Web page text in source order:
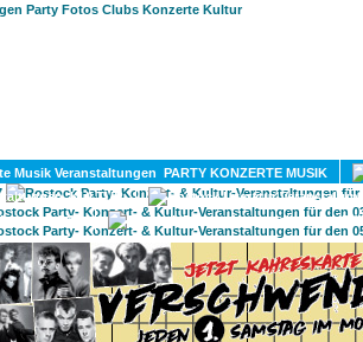
PARTY KONZERTE MUSIK
KULTUR
GAY